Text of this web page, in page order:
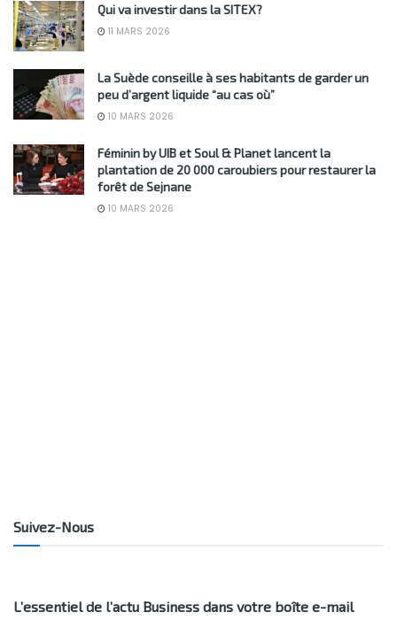
Qui va investir dans la SITEX?
11 MARS 2026
La Suède conseille à ses habitants de garder un
peu d’argent liquide “au cas où”
10 MARS 2026
Féminin by UIB et Soul & Planet lancent la
plantation de 20 000 caroubiers pour restaurer la
forêt de Sejnane
10 MARS 2026
Suivez-Nous
L’essentiel de l’actu Business dans votre boîte e-mail